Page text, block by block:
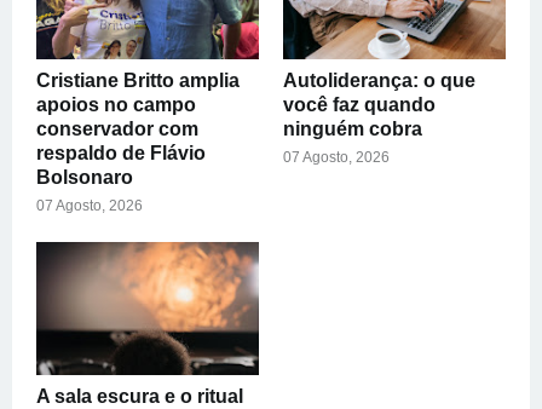
Cristiane Britto amplia
apoios no campo
conservador com
respaldo de Flávio
Bolsonaro
07 Agosto, 2026
Autoliderança: o que
você faz quando
ninguém cobra
07 Agosto, 2026
A sala escura e o ritual